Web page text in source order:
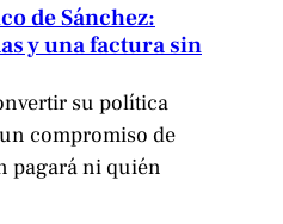
de Sánchez:
y una factura sin
su política
compromiso de
pagará ni quién